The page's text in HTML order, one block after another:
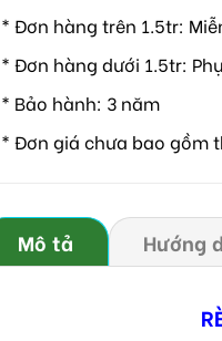
* Đơn hàng trên 1.5tr:
* Đơn hàng dưới 1.5tr:
* Bảo hành: 3 năm
* Đơn giá chưa bao gồm
Mô tả Hướng